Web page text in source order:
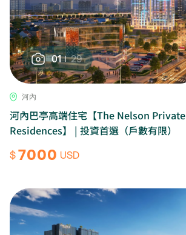
01 29
河內
河內巴亭高端住宅【The Nelson Private
Residences】 | 投資首選（戶數有限）
$7000 USD